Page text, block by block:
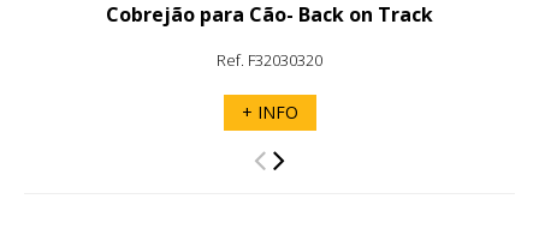
Cobrejão para Cão- Back on Track
Ref. F32030320
+ INFO